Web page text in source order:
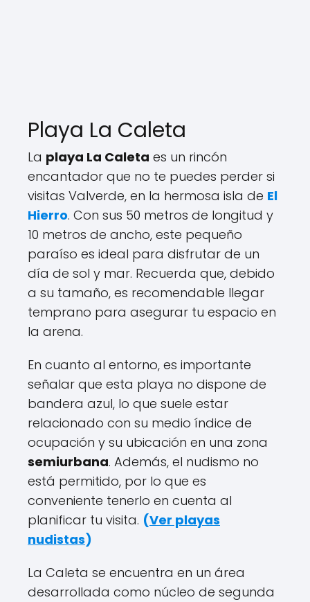
Playa La Caleta
La playa La Caleta es un rincón
encantador que no te puedes perder si
visitas Valverde, en la hermosa isla de El
Hierro. Con sus 50 metros de longitud y
10 metros de ancho, este pequeño
paraíso es ideal para disfrutar de un
día de sol y mar. Recuerda que, debido
a su tamaño, es recomendable llegar
temprano para asegurar tu espacio en
la arena.
En cuanto al entorno, es importante
señalar que esta playa no dispone de
bandera azul, lo que suele estar
relacionado con su medio índice de
ocupación y su ubicación en una zona
semiurbana. Además, el nudismo no
está permitido, por lo que es
conveniente tenerlo en cuenta al
planificar tu visita. (Ver playas
nudistas)
La Caleta se encuentra en un área
desarrollada como núcleo de segunda